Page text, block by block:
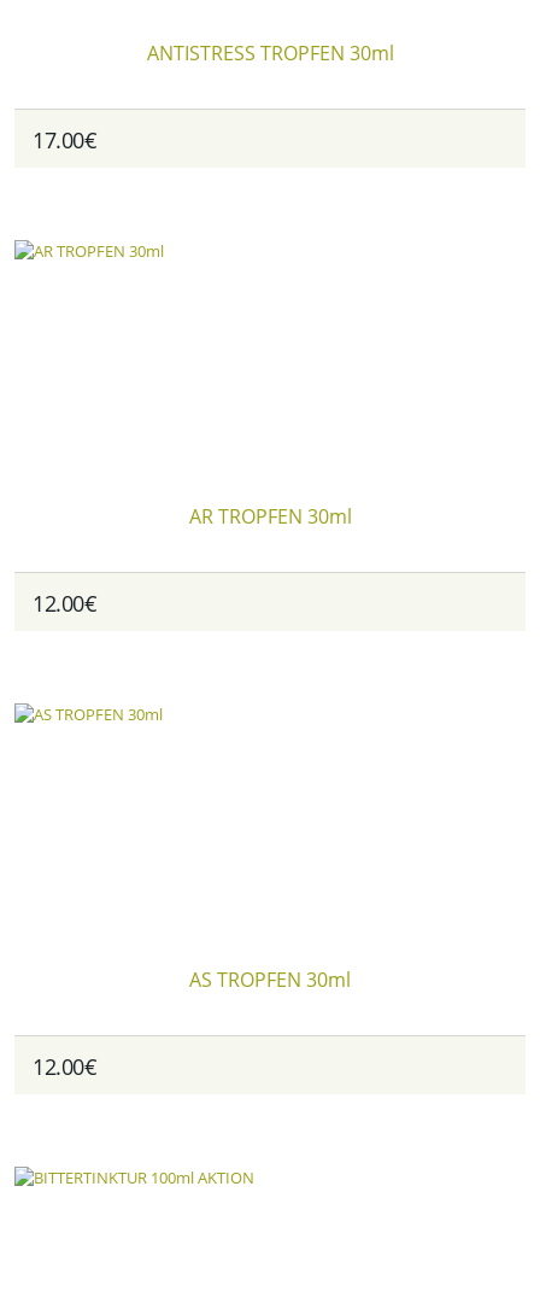
ANTISTRESS TROPFEN 30ml
17.00€
AR TROPFEN 30ml
12.00€
AS TROPFEN 30ml
12.00€